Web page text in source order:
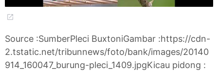
Source :SumberPleci BuxtoniGambar :https://cdn-
2.tstatic.net/tribunnews/foto/bank/images/20140
914_160047_burung-pleci_1409.jpgKicau pidong :